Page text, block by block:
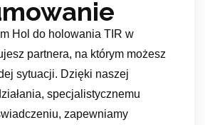
Hol do holowania TIR w
partnera, na którym możesz
sytuacji. Dzięki naszej
specjalistycznemu
zapewniamy